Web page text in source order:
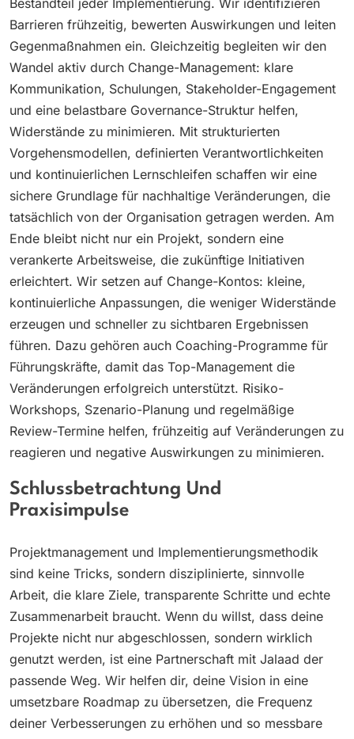
Bestandteil jeder Implementierung. Wir identifizieren
Barrieren frühzeitig, bewerten Auswirkungen und leiten
Gegenmaßnahmen ein. Gleichzeitig begleiten wir den
Wandel aktiv durch Change-Management: klare
Kommunikation, Schulungen, Stakeholder-Engagement
und eine belastbare Governance-Struktur helfen,
Widerstände zu minimieren. Mit strukturierten
Vorgehensmodellen, definierten Verantwortlichkeiten
und kontinuierlichen Lernschleifen schaffen wir eine
sichere Grundlage für nachhaltige Veränderungen, die
tatsächlich von der Organisation getragen werden. Am
Ende bleibt nicht nur ein Projekt, sondern eine
verankerte Arbeitsweise, die zukünftige Initiativen
erleichtert. Wir setzen auf Change-Kontos: kleine,
kontinuierliche Anpassungen, die weniger Widerstände
erzeugen und schneller zu sichtbaren Ergebnissen
führen. Dazu gehören auch Coaching-Programme für
Führungskräfte, damit das Top-Management die
Veränderungen erfolgreich unterstützt. Risiko-
Workshops, Szenario-Planung und regelmäßige
Review-Termine helfen, frühzeitig auf Veränderungen zu
reagieren und negative Auswirkungen zu minimieren.
Schlussbetrachtung Und
Praxisimpulse
Projektmanagement und Implementierungsmethodik
sind keine Tricks, sondern disziplinierte, sinnvolle
Arbeit, die klare Ziele, transparente Schritte und echte
Zusammenarbeit braucht. Wenn du willst, dass deine
Projekte nicht nur abgeschlossen, sondern wirklich
genutzt werden, ist eine Partnerschaft mit Jalaad der
passende Weg. Wir helfen dir, deine Vision in eine
umsetzbare Roadmap zu übersetzen, die Frequenz
deiner Verbesserungen zu erhöhen und so messbare